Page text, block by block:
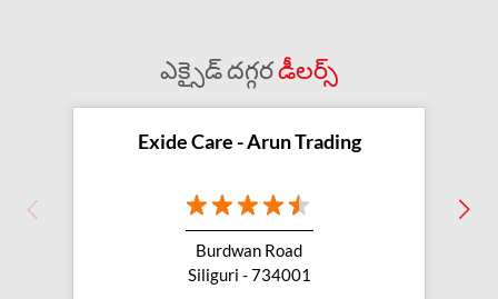
inverter battery shop near me
exide dealer near me exide showroom near me
exide battery showroom near me
exide battery dealer inverter battery
ఎక్సైడ్ దగ్గరడీలర్స్
Exide Care - Arun Trading
Burdwan Road
Siliguri - 734001